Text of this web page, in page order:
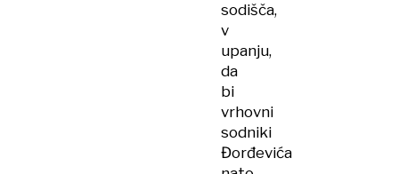
sodišča,
v
upanju,
da
bi
vrhovni
sodniki
Đorđevića